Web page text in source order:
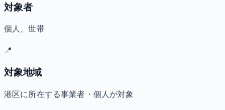
対象者
個人、世帯
📍
対象地域
港区に所在する事業者・個人が対象